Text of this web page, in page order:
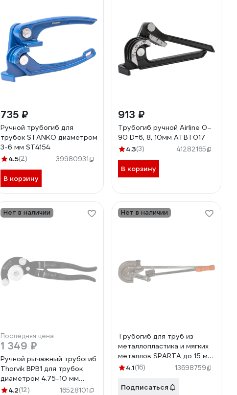
735 ₽
Ручной трубогиб для
трубок STANKO диаметром
3-6 мм ST4154
4.5(2) 39980931
В корзину
913 ₽
Трубогиб ручной Airline 0–
90 D=6, 8, 10мм ATBT017
4.3(3) 41282165
В корзину
Нет в наличии
Последняя цена
1 349 ₽
Ручной рычажный трубогиб
Thorvik BPB1 для трубок
диаметром 4.75-10 мм
53244
4.2(12) 16528101
Нет в наличии
Трубогиб для труб из
металлопластика и мягких
металлов SPARTA до 15 мм
181255
4.1(16) 13698759
Подписаться